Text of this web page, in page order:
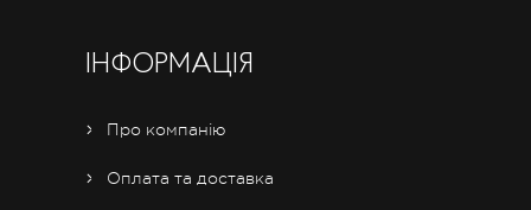
ІНФОРМАЦІЯ
Про компанію
Оплата та доставка